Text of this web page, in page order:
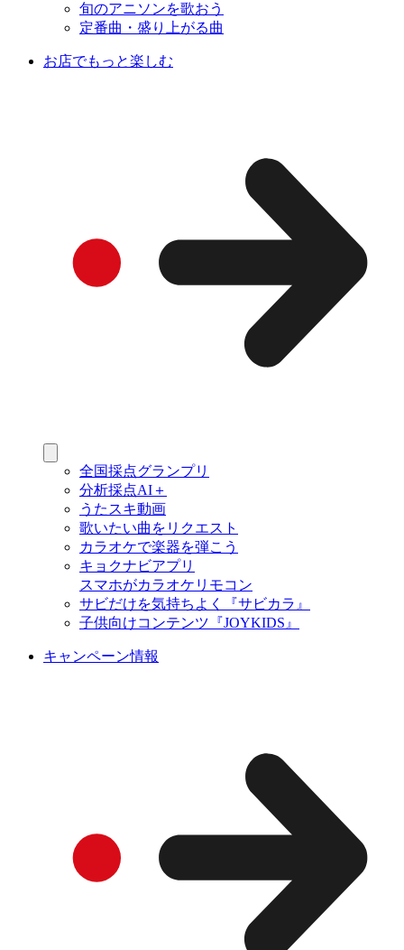
旬のアニソンを歌おう
定番曲・盛り上がる曲
お店でもっと楽しむ
全国採点グランプリ
分析採点AI＋
うたスキ動画
歌いたい曲をリクエスト
カラオケで楽器を弾こう
キョクナビアプリ
スマホがカラオケリモコン
サビだけを気持ちよく『サビカラ』
子供向けコンテンツ『JOYKIDS』
キャンペーン情報